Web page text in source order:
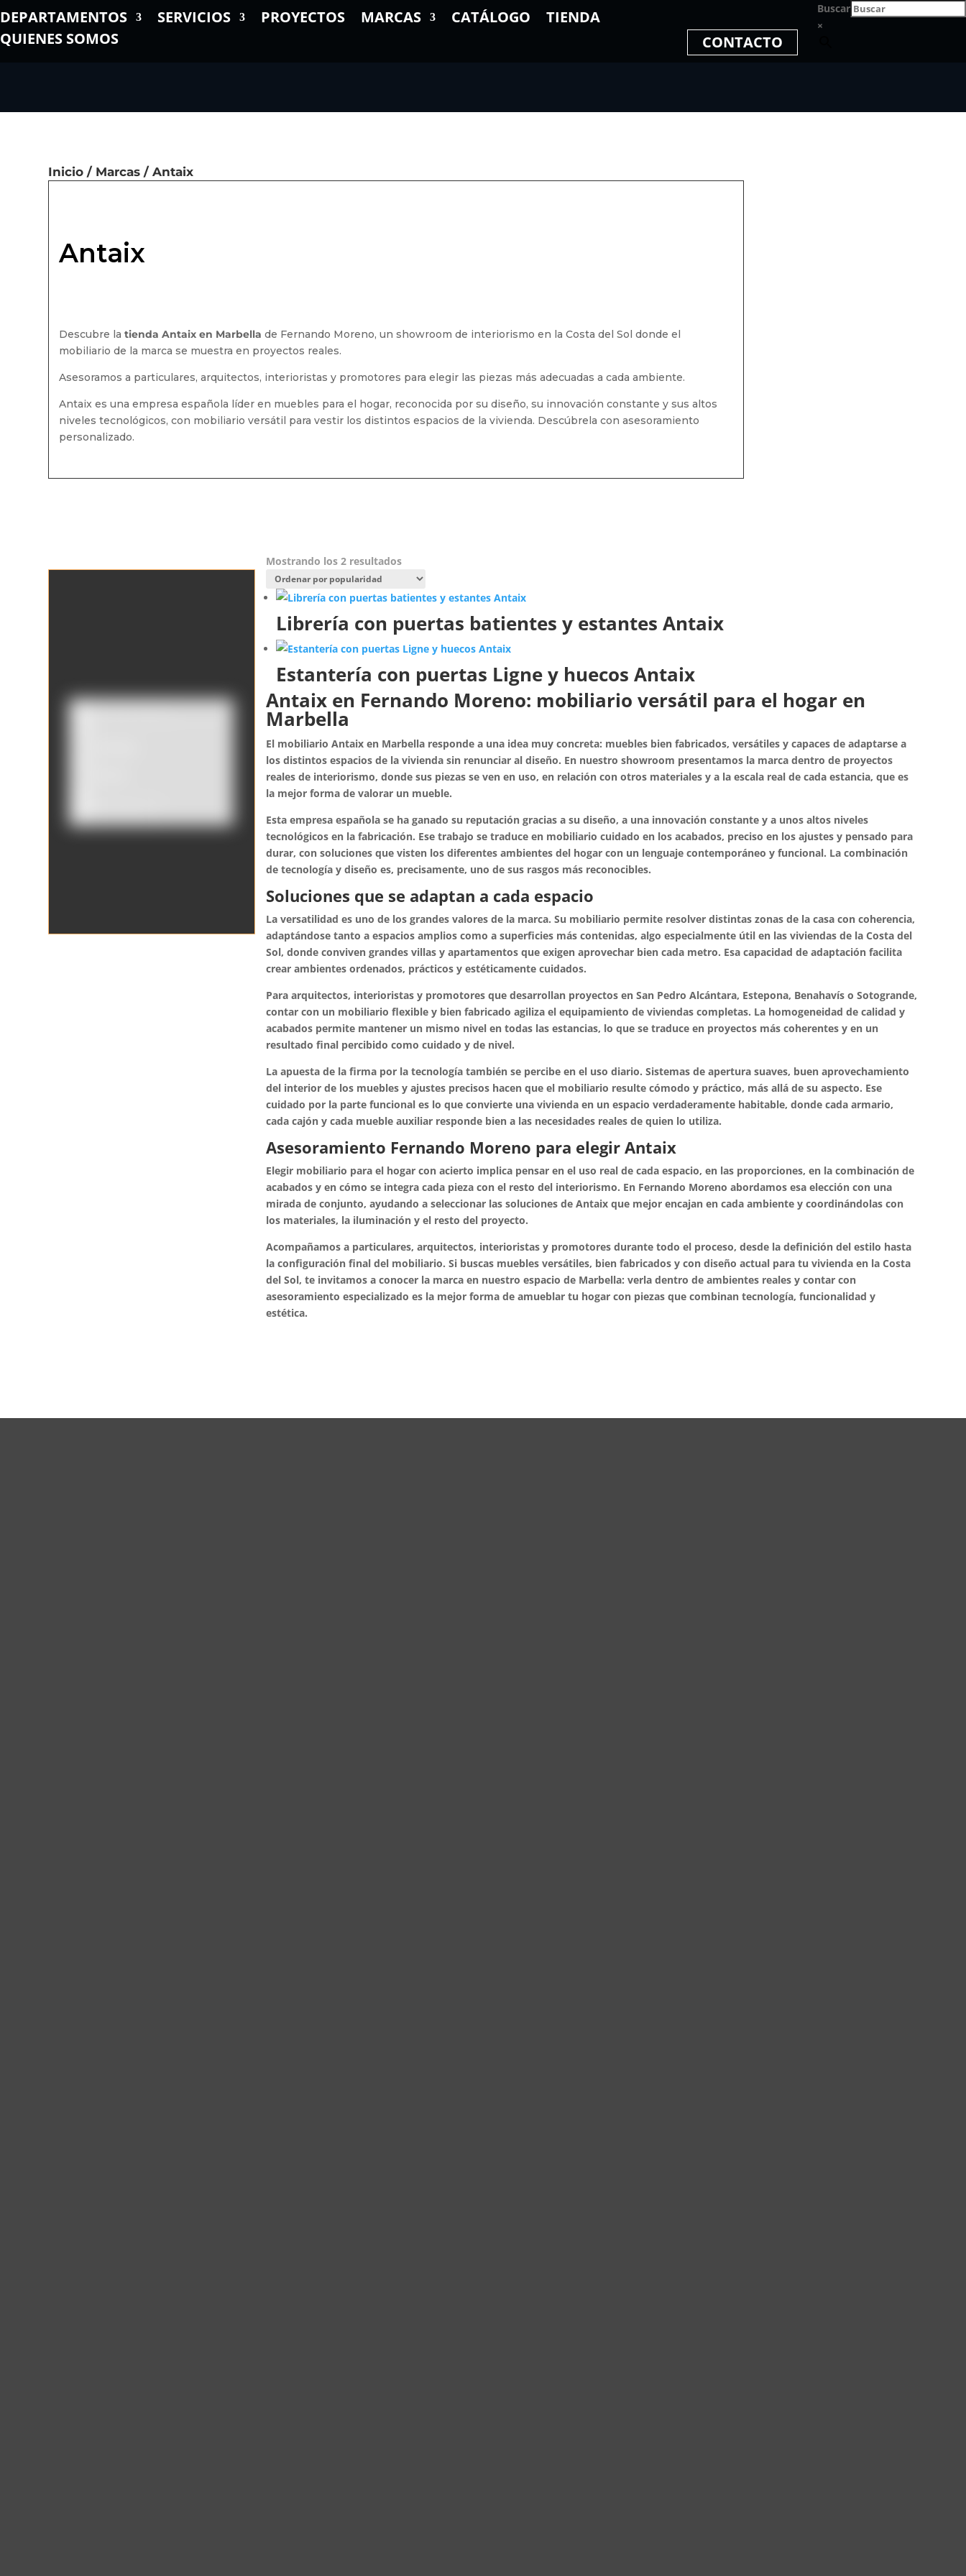
DEPARTAMENTOS SERVICIOS PROYECTOS MARCAS CATÁLOGO
TIENDA
QUIENES SOMOS
CONTACTO
Buscar
×
Inicio / Marcas / Antaix
Antaix
Descubre la tienda Antaix en Marbella de Fernando Moreno, un showroom de interiorismo en la Costa del Sol donde el
mobiliario de la marca se muestra en proyectos reales.
Asesoramos a particulares, arquitectos, interioristas y promotores para elegir las piezas más adecuadas a cada ambiente.
Antaix es una empresa española líder en muebles para el hogar, reconocida por su diseño, su innovación constante y sus altos
niveles tecnológicos, con mobiliario versátil para vestir los distintos espacios de la vivienda. Descúbrela con asesoramiento
personalizado.
Borrar filtros
Mostrando los 2 resultadosOrdenado
por
popularidad
Librería con puertas batientes y estantes Antaix
Estantería con puertas Ligne y huecos Antaix
Antaix en Fernando Moreno: mobiliario versátil para el hogar en
Marbella
El mobiliario Antaix en Marbella responde a una idea muy concreta: muebles bien fabricados, versátiles y capaces de adaptarse a
los distintos espacios de la vivienda sin renunciar al diseño. En nuestro showroom presentamos la marca dentro de proyectos
reales de interiorismo, donde sus piezas se ven en uso, en relación con otros materiales y a la escala real de cada estancia, que es
la mejor forma de valorar un mueble.
Esta empresa española se ha ganado su reputación gracias a su diseño, a una innovación constante y a unos altos niveles
tecnológicos en la fabricación. Ese trabajo se traduce en mobiliario cuidado en los acabados, preciso en los ajustes y pensado para
durar, con soluciones que visten los diferentes ambientes del hogar con un lenguaje contemporáneo y funcional. La combinación
de tecnología y diseño es, precisamente, uno de sus rasgos más reconocibles.
Soluciones que se adaptan a cada espacio
La versatilidad es uno de los grandes valores de la marca. Su mobiliario permite resolver distintas zonas de la casa con coherencia,
adaptándose tanto a espacios amplios como a superficies más contenidas, algo especialmente útil en las viviendas de la Costa del
Sol, donde conviven grandes villas y apartamentos que exigen aprovechar bien cada metro. Esa capacidad de adaptación facilita
crear ambientes ordenados, prácticos y estéticamente cuidados.
Para arquitectos, interioristas y promotores que desarrollan proyectos en San Pedro Alcántara, Estepona, Benahavís o Sotogrande,
contar con un mobiliario flexible y bien fabricado agiliza el equipamiento de viviendas completas. La homogeneidad de calidad y
acabados permite mantener un mismo nivel en todas las estancias, lo que se traduce en proyectos más coherentes y en un
resultado final percibido como cuidado y de nivel.
La apuesta de la firma por la tecnología también se percibe en el uso diario. Sistemas de apertura suaves, buen aprovechamiento
del interior de los muebles y ajustes precisos hacen que el mobiliario resulte cómodo y práctico, más allá de su aspecto. Ese
cuidado por la parte funcional es lo que convierte una vivienda en un espacio verdaderamente habitable, donde cada armario,
cada cajón y cada mueble auxiliar responde bien a las necesidades reales de quien lo utiliza.
Asesoramiento Fernando Moreno para elegir Antaix
Elegir mobiliario para el hogar con acierto implica pensar en el uso real de cada espacio, en las proporciones, en la combinación de
acabados y en cómo se integra cada pieza con el resto del interiorismo. En Fernando Moreno abordamos esa elección con una
mirada de conjunto, ayudando a seleccionar las soluciones de Antaix que mejor encajan en cada ambiente y coordinándolas con
los materiales, la iluminación y el resto del proyecto.
Acompañamos a particulares, arquitectos, interioristas y promotores durante todo el proceso, desde la definición del estilo hasta
la configuración final del mobiliario. Si buscas muebles versátiles, bien fabricados y con diseño actual para tu vivienda en la Costa
del Sol, te invitamos a conocer la marca en nuestro espacio de Marbella: verla dentro de ambientes reales y contar con
asesoramiento especializado es la mejor forma de amueblar tu hogar con piezas que combinan tecnología, funcionalidad y
estética.